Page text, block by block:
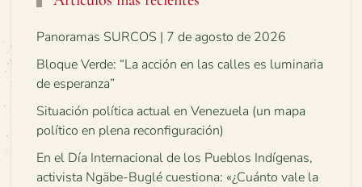
Panoramas SURCOS | 7 de agosto de 2026
Bloque Verde: “La acción en las calles es luminaria
de esperanza”
Situación política actual en Venezuela (un mapa
político en plena reconfiguración)
En el Día Internacional de los Pueblos Indígenas,
activista Ngäbe-Buglé cuestiona: «¿Cuánto vale la